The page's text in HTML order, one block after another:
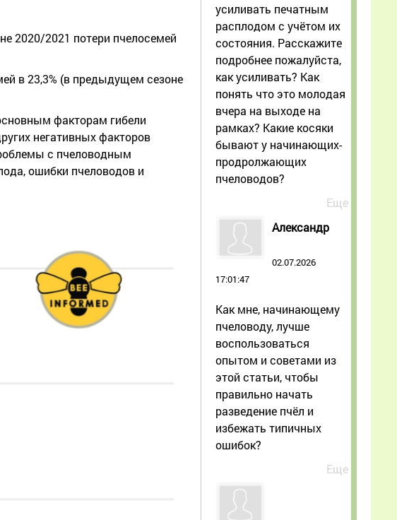
2020/2021 потери пчелосемей
в 23,3% (в предыдущем сезоне
факторам гибели
негативных факторов
с пчеловодным
ошибки пчеловодов и
усиливать печатным
расплодом с учётом их
состояния. Расскажите
подробнее пожалуйста,
как усиливать? Как
понять что это молодая
вчера на выходе на
рамках? Какие косяки
бывают у начинающих-
продролжающих
пчеловодов?
Еще
Александр
02.07.2026
17:01:47
Как мне, начинающему
пчеловоду, лучше
воспользоваться
опытом и советами из
этой статьи, чтобы
правильно начать
разведение пчёл и
избежать типичных
ошибок?
Еще